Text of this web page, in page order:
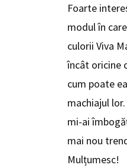
Foarte
modul în
culorii Viva
încât oricine
cum poate
machiajul
mi-ai
mai nou
Mulțumesc!